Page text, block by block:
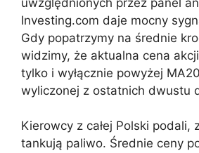
Investing.com daje mocny
Gdy popatrzymy na średnie
widzimy, że aktualna cena
tylko i wyłącznie powyżej
wyliczonej z ostatnich dwustu
Kierowcy z całej Polski podali,
tankują paliwo. Średnie ceny